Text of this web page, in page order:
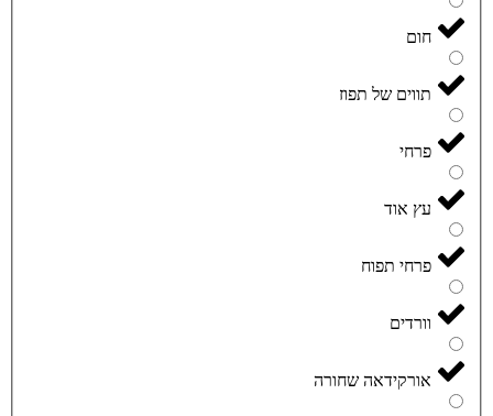
חום
תווים של תפוז
פרחי
עץ אוד
פרחי תפוח
וורדים
אורקידאה שחורה